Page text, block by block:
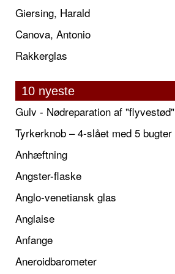
Giersing, Harald
Canova, Antonio
Rakkerglas
10 nyeste
Gulv - Nødreparation af "flyvestød"
Tyrkerknob – 4-slået med 5 bugter
Anhæftning
Angster-flaske
Anglo-venetiansk glas
Anglaise
Anfange
Aneroidbarometer